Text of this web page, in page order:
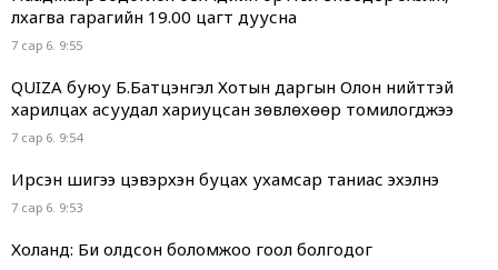
лхагва гарагийн 19.00 цагт дуусна
7 сар 6. 9:55
QUIZA буюу Б.Батцэнгэл Хотын даргын Олон нийттэй
харилцах асуудал хариуцсан зөвлөхөөр томилогджээ
7 сар 6. 9:54
Ирсэн шигээ цэвэрхэн буцах ухамсар таниас эхэлнэ
7 сар 6. 9:53
Холанд: Би олдсон боломжоо гоол болгодог